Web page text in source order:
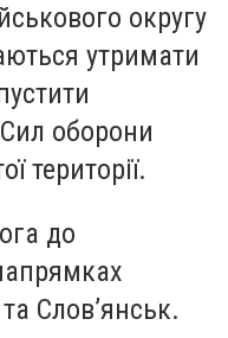
округу
утримати
оборони
території.
до
Слов’янськ.